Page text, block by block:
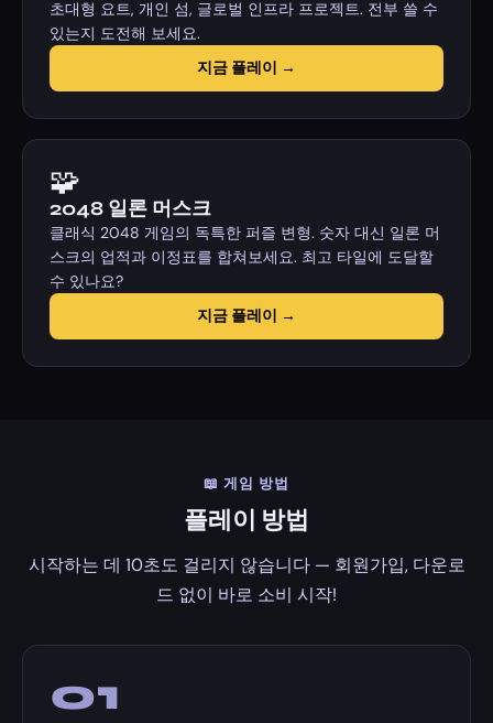
초대형 요트, 개인 섬, 글로벌 인프라 프로젝트. 전부 쓸 수
있는지 도전해 보세요.
지금 플레이 →
🧩
2048 일론 머스크
클래식 2048 게임의 독특한 퍼즐 변형. 숫자 대신 일론 머
스크의 업적과 이정표를 합쳐보세요. 최고 타일에 도달할
수 있나요?
지금 플레이 →
📖 게임 방법
플레이 방법
시작하는 데 10초도 걸리지 않습니다 — 회원가입, 다운로
드 없이 바로 소비 시작!
01